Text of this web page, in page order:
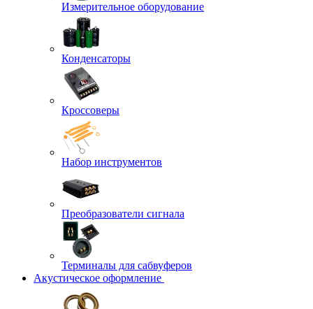
Измерительное оборудование
Конденсаторы
Кроссоверы
Набор инструментов
Преобразователи сигнала
Терминалы для сабвуферов
Акустическое оформление